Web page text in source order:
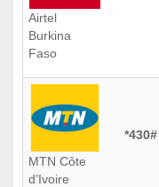
Airtel
Burkina
Faso
MTN Côte
d’Ivoire
*430#